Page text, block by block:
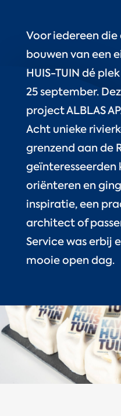
Voor iedereen
bouwen van een
HUIS-TUIN dé
25 september.
project ALBLAS
Acht unieke
grenzend aan de
geïnteresseerden
oriënteren en
inspiratie, een
architect of
Service was erbij
mooie open dag.